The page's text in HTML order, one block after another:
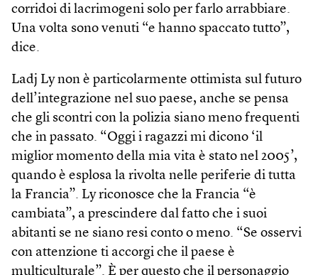
corridoi di lacrimogeni solo per farlo arrabbiare.
Una volta sono venuti “e hanno spaccato tutto”,
dice.
Ladj Ly non è particolarmente ottimista sul futuro
dell’integrazione nel suo paese, anche se pensa
che gli scontri con la polizia siano meno frequenti
che in passato. “Oggi i ragazzi mi dicono ‘il
miglior momento della mia vita è stato nel 2005’,
quando è esplosa la rivolta nelle periferie di tutta
la Francia”. Ly riconosce che la Francia “è
cambiata”, a prescindere dal fatto che i suoi
abitanti se ne siano resi conto o meno. “Se osservi
con attenzione ti accorgi che il paese è
multiculturale”. È per questo che il personaggio